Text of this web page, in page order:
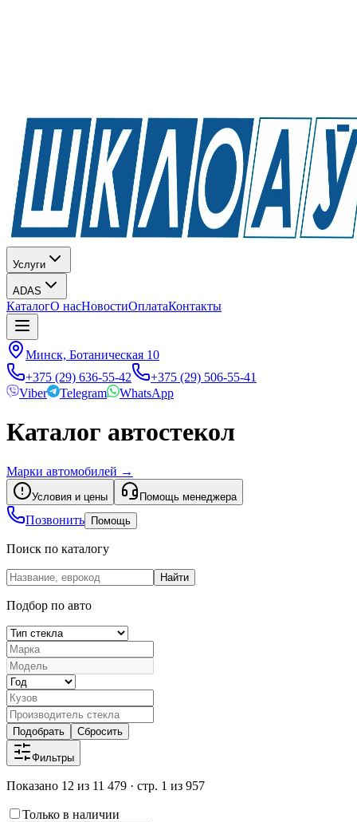
Услуги
ADAS
КаталогО насНовостиОплатаКонтакты
Минск, Ботаническая 10
+375 (29) 636-55-42
+375 (29) 506-55-41
Viber
Telegram WhatsApp
Каталог автостекол
Марки автомобилей →
Условия и цены Помощь менеджера
Позвонить Помощь
Поиск по каталогу
Найти
Подбор по авто
Подобрать Сбросить
Фильтры
Показано 12 из 11 479 · стр. 1 из 957
Только в наличии